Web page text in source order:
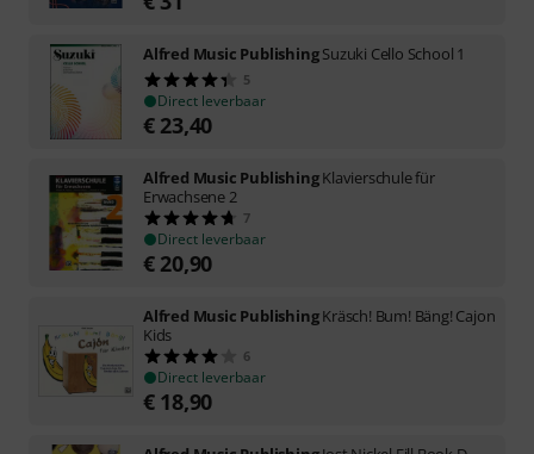
Alfred Music PublishingSuzuki Cello School 1
5
Direct leverbaar
€ 23,40
Alfred Music PublishingKlavierschule für
Erwachsene 2
7
Direct leverbaar
€ 20,90
Alfred Music PublishingKräsch! Bum! Bäng! Cajon
Kids
6
Direct leverbaar
€ 18,90